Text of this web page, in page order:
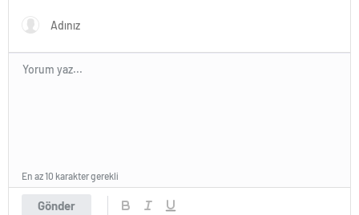
Gönder
En az 10 karakter gerekli